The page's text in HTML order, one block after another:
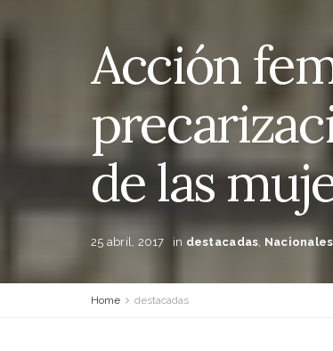
Acción
de las
25 abril, 2017 in destacadas, Nacionales
Home destacadas